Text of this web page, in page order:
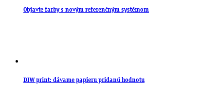
Objavte farby s novým referenčným systémom
DIW print: dávame papieru pridanú hodnotu